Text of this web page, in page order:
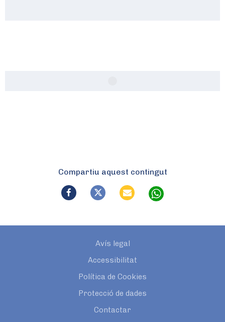
Compartiu aquest contingut
Avís legal
Accessibilitat
Política de Cookies
Protecció de dades
Contactar